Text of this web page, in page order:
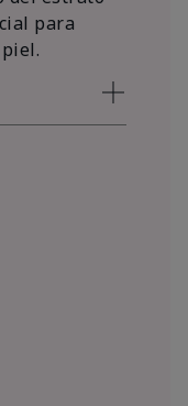
para